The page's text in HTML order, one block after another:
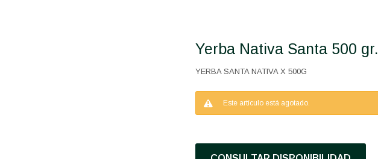
Yerba Nativa Santa 500 gr.
YERBA SANTA NATIVA X 500G
Este artículo está agotado.